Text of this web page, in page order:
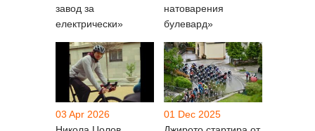
завод за
електрически»
натоварения
булевард»
03 Apr 2026
01 Dec 2025